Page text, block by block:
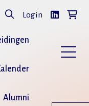
Login
Alumni